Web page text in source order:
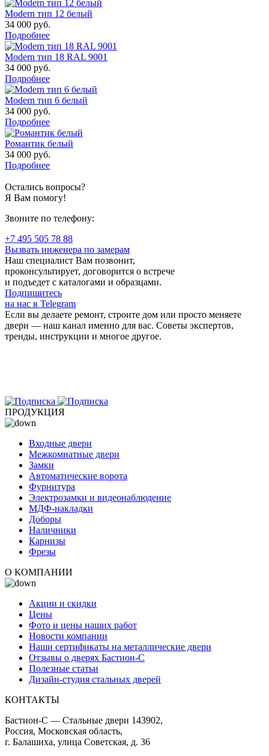
Modern тип 12 белый
34 000 руб.
Подробнее
Modern тип 18 RAL 9001
34 000 руб.
Подробнее
Modern тип 6 белый
34 000 руб.
Подробнее
Романтик белый
34 000 руб.
Подробнее
Остались вопросы?
Я Вам помогу!
Звоните по телефону:
+7 495 505 78 88
Вызвать инженера по замерам
Наш специалист Вам позвонит,
проконсультирует, договорится о встрече
и подъедет с каталогами и образцами.
Подпишитесь
на нас в Telegram
Если вы делаете ремонт, строите дом или просто меняете
двери — наш канал именно для вас. Советы экспертов,
тренды, инструкции и многое другое.
ПРОДУКЦИЯ
Входные двери
Межкомнатные двери
Замки
Автоматические ворота
Фурнитура
Электрозамки и видеонаблюдение
МДФ-накладки
Доборы
Наличники
Карнизы
Фрезы
О КОМПАНИИ
Акции и скидки
Цены
Фото и цены наших работ
Новости компании
Наши сертификаты на металлические двери
Отзывы о дверях Бастион-С
Полезные статьи
Дизайн-студия стальных дверей
КОНТАКТЫ
Бастион-С — Стальные двери 143902,
Россия, Московская область,
г. Балашиха, улица Советская, д. 36